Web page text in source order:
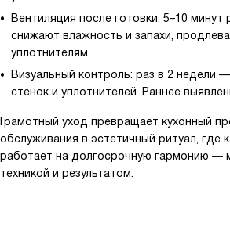
Вентиляция после готовки: 5–10
снижают влажность и запахи,
уплотнителям.
Визуальный контроль: раз в 2 недели
стенок и уплотнителей. Раннее
Грамотный уход превращает кухонный
обслуживания в эстетичный ритуал, где
работает на долгосрочную гармонию —
техникой и результатом.